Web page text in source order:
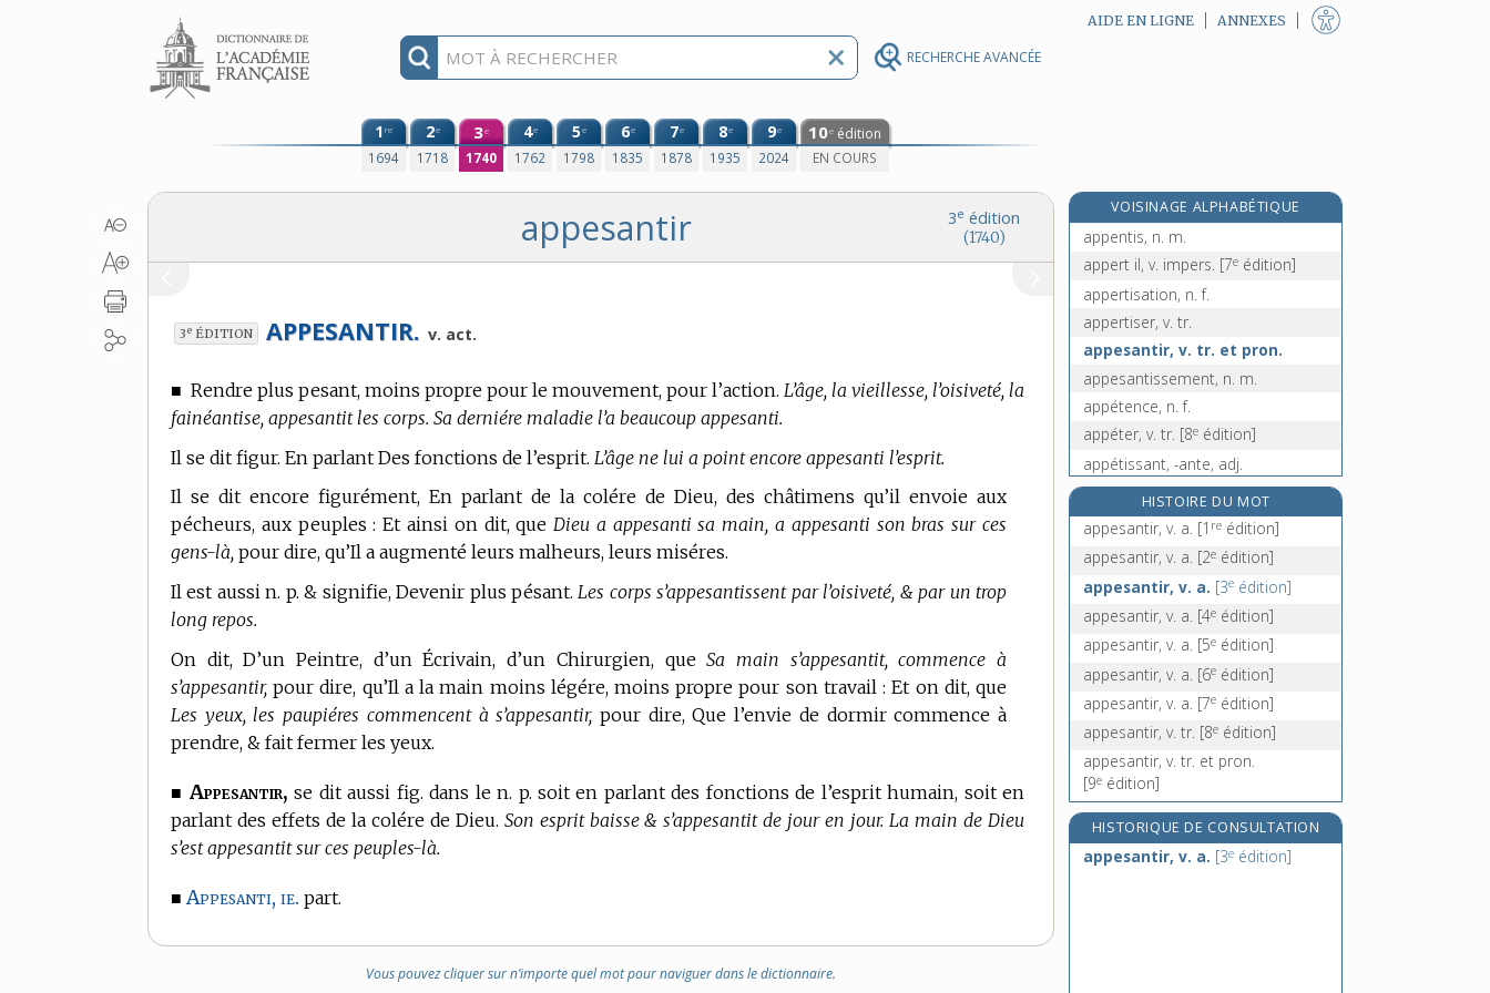
RECHERCHE AVANCÉE
Aller au contenu AIDE EN LIGNE ANNEXES
1re
1694
2e
1718
3e
1740
4e
1762
5e
1798
6e
1835
7e
1878
8e
1935
9e
2024
10e édition
EN COURS
3e édition
(1740)
appesantir
3e ÉDITION APPESANTIR. v. act.
■Rendre plus pesant, moins propre pour le mouvement, pour l’action. L’âge, la vieillesse, l’oisiveté, la
fainéantise, appesantit les corps. Sa derniére maladie l’a beaucoup appesanti.
Il se dit figur. En parlant Des fonctions de l’esprit. L’âge ne lui a point encore appesanti l’esprit.
Il se dit encore figurément, En parlant de la colére de Dieu, des châtimens qu’il envoie aux
pécheurs, aux peuples : Et ainsi on dit, queDieu a appesanti sa main, a appesanti son bras sur ces
gens-là, pour dire, qu’Il a augmenté leurs malheurs, leurs miséres.
Il est aussi n. p. & signifie, Devenir plus pésant. Les corps s’appesantissent par l’oisiveté, & par un trop
long repos.
On dit, D’un Peintre, d’un Écrivain, d’un Chirurgien, queSa main s’appesantit, commence à
s’appesantir, pour dire, qu’Il a la main moins légére, moins propre pour son travail : Et on dit, que
Les yeux, les paupiéres commencent à s’appesantir, pour dire, Que l’envie de dormir commence à
prendre, & fait fermer les yeux.
■ Appesantir, se dit aussi fig. dans le n. p. soit en parlant des fonctions de l’esprit humain, soit en
parlant des effets de la colére de Dieu. Son esprit baisse & s’appesantit de jour en jour. La main de Dieu
s’est appesantit sur ces peuples-là.
■ Appesanti, ie. part.
Vous pouvez cliquer sur n’importe quel mot pour naviguer dans le dictionnaire.
VOISINAGE ALPHABÉTIQUE
appendre, v. tr.
appentis, n. m.
appert il, v. impers. [7e édition]
appertisation, n. f.
appertiser, v. tr.
appesantir, v. tr. et pron.
appesantissement, n. m.
appétence, n. f.
appéter, v. tr. [8e édition]
appétissant, -ante, adj.
appetissé, ée, p. p.[1reédition]
appétit, n. m.
appietrir s', v. intr.[1 édition]
applaudir, v. tr. et pron.
applaudissement, n. m.
HISTOIRE DU MOT
appesantir, v. a. [1 re édition]
appesantir, v. a. [2e édition]
appesantir, v. a. [3e édition]
appesantir, v. a. [4e édition]
appesantir, v. a. [5e édition]
appesantir, v. a. [6e édition]
appesantir, v. a. [7e édition]
appesantir, v. tr. [8e édition]
appesantir, v. tr. et pron.
[9e édition]
HISTORIQUE DE CONSULTATION
appesantir, v. a. [3e édition]